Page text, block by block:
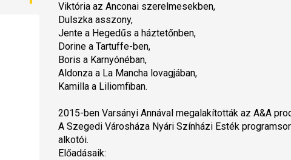
Viktória az Anconai szerelmesekben,
Dulszka asszony,
Jente a Hegedűs a háztetőnben,
Dorine a Tartuffe-ben,
Boris a Karnyónéban,
Aldonza a La Mancha lovagjában,
Kamilla a Liliomfiban.
2015-ben Varsányi Annával megalakították az A&A
A Szegedi Városháza Nyári Színházi Esték
alkotói.
Előadásaik: